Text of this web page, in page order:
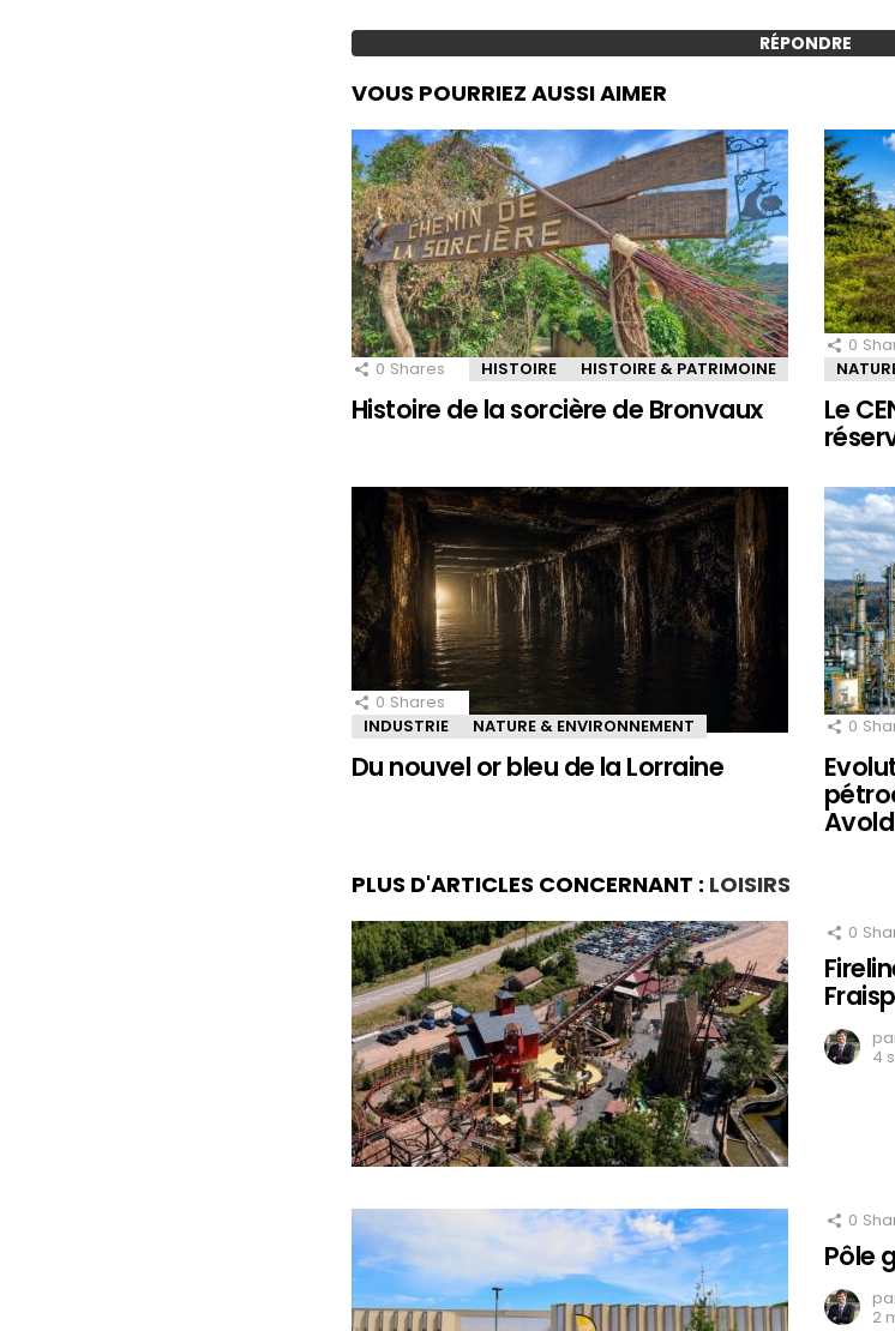
RÉPONDRE
VOUS POURRIEZ AUSSI AIMER
0 Shares HISTOIRE HISTOIRE & PATRIMOINE
Histoire de la sorcière de Bronvaux
0
Le
0 Shares
INDUSTRIE
NATURE & ENVIRONNEMENT
Du nouvel or bleu de la Lorraine
0
Avold
PLUS D'ARTICLES CONCERNANT : LOISIRS
0
4
0
Pôle
2